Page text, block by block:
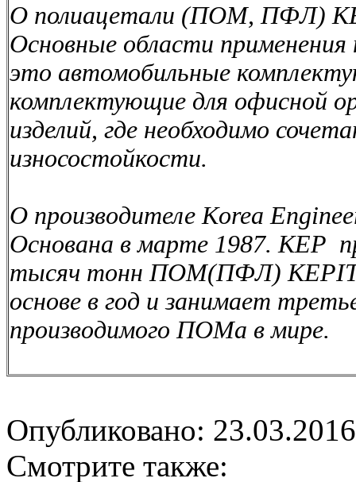
О полиацетали (ПОМ, ПФЛ)
Основные области
это автомобильные
комплектующие для офисной
изделий, где необходимо
износостойкости.
О производителе Korea
Основана в марте 1987. KEP
тысяч тонн ПОМ(ПФЛ)
основе в год и занимает
производимого ПОМа в мире.
Опубликовано: 23.03.2016
Смотрите также: